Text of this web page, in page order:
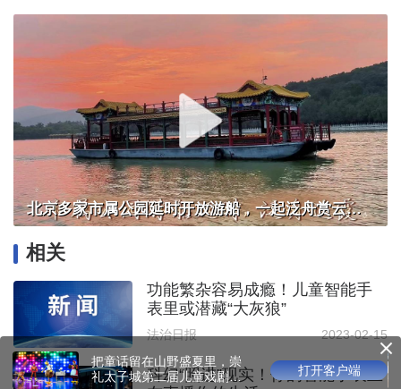
北京多家市属公园延时开放游船，一起泛舟赏云霞！
相关
功能繁杂容易成瘾！儿童智能手
表里或潜藏“大灰狼”
法治日报 2023-02-15
科幻“照进”现实！你的智能手表正
把童话留在山野盛夏里，崇
礼太子城第二届儿童戏剧节
打开客户端